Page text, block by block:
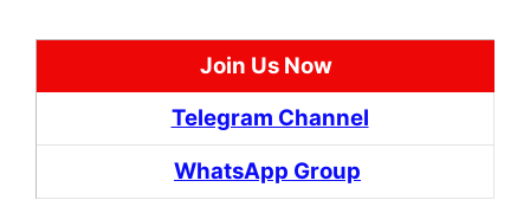
Join Us Now
Telegram Channel
WhatsApp Group